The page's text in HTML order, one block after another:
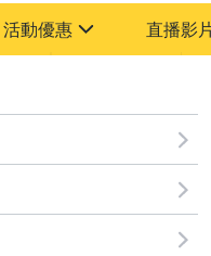
活動優惠 直播影